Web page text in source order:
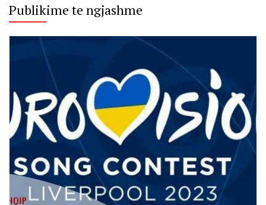
Publikime te ngjashme